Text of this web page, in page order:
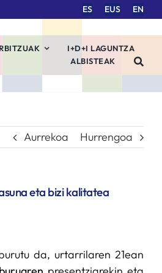
ES EUS EN
I+D+I LAGUNTZA
ALBISTEAK
Aurrekoa Hurrengoa
eta bizi kalitatea
da, urtarrilaren 21ean